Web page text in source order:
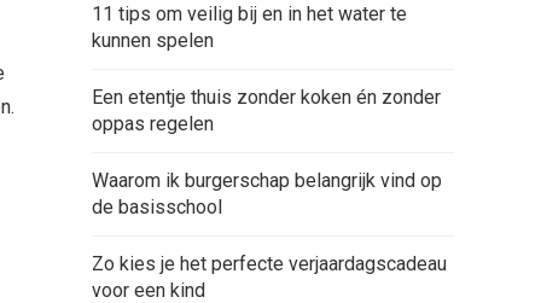
11 tips om veilig bij en in het water te
kunnen spelen
Een etentje thuis zonder koken én zonder
oppas regelen
Waarom ik burgerschap belangrijk vind op
de basisschool
Zo kies je het perfecte verjaardagscadeau
voor een kind